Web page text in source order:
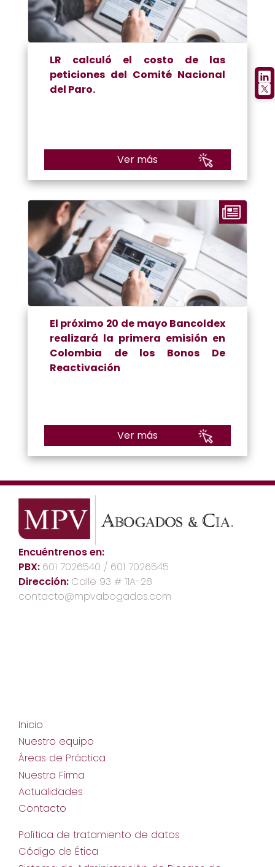
LR calculó el costo de las
peticiones del Comité Nacional
del Paro.
Ver más
El próximo 20 de mayo Bancoldex
realizará la primera emisión en
Colombia de los Bonos De
Reactivación
Ver más
Encuéntrenos en:
PBX: 601 7026540 / 601 7026545
Dirección: Calle 93 # 11A-28
contacto@mpvabogados.com
Inicio
Nuestro equipo
Áreas de Práctica
Nuestra Firma
Actualidades
Contacto
Política de tratamiento de datos
Código de Ética